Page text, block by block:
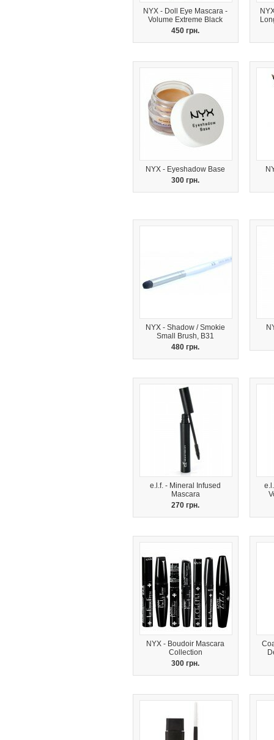
NYX - Doll Eye Mascara -
Volume Extreme Black
450 грн.
NYX - Eyeshadow Base
300 грн.
NYX - Shadow / Smokie
Small Brush, B31
480 грн.
e.l.f. - Mineral Infused
Mascara
270 грн.
NYX - Boudoir Mascara
Collection
300 грн.